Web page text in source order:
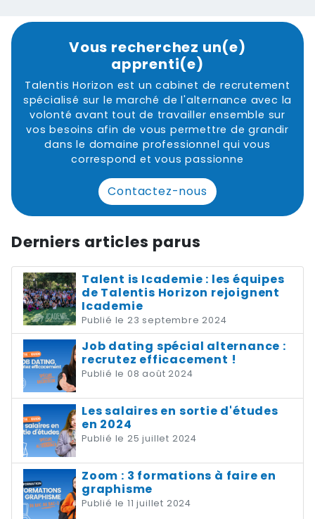
Vous recherchez un(e)
apprenti(e)
Talentis Horizon est un cabinet de recrutement
spécialisé sur le marché de l'alternance avec la
volonté avant tout de travailler ensemble sur
vos besoins afin de vous permettre de grandir
dans le domaine professionnel qui vous
correspond et vous passionne
Contactez-nous
Derniers articles parus
Talent is Icademie : les équipes
de Talentis Horizon rejoignent
Icademie
Publié le 23 septembre 2024
Job dating spécial alternance :
recrutez efficacement !
Publié le 08 août 2024
Les salaires en sortie d'études
en 2024
Publié le 25 juillet 2024
Zoom : 3 formations à faire en
graphisme
Publié le 11 juillet 2024